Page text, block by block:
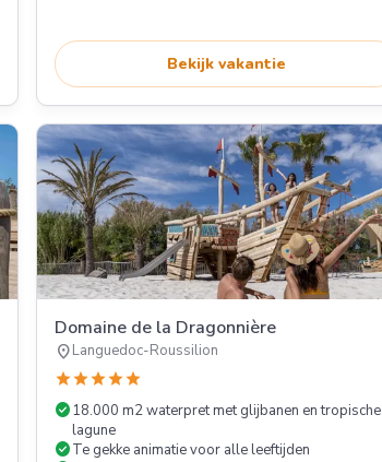
Bekijk vakantie
Domaine de la Dragonnière
location_onLanguedoc-Roussilion
starstarstarstarstar
check_circle18.000 m2 waterpret met glijbanen en tropische
lagune
check_circleTe gekke animatie voor alle leeftijden